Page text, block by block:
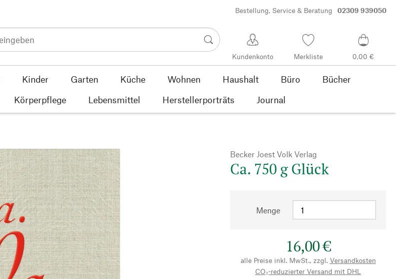
Bestellung, Service & Beratung 02309 939050
Kundenkonto Merkliste 0,00 €
Kinder Garten Küche Wohnen Haushalt Büro
Bücher
Körperpflege Lebensmittel Herstellerporträts Journal
Becker Joest Volk Verlag
Ca. 750 g Glück
Menge
16,00 €
alle Preise inkl. MwSt., zzgl. Versandkosten
CO₂-reduzierter Versand mit DHL